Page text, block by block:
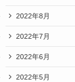
2022年8月
2022年7月
2022年6月
2022年5月